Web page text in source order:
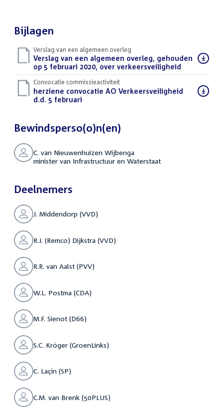
Bijlagen
Verslag van een algemeen overleg
Download
bestand:
Verslag van een algemeen overleg, gehouden
op 5 februari 2020, over verkeersveiligheid
Convocatie commissieactiviteit
Download
bestand:
herziene convocatie AO Verkeersveiligheid
d.d. 5 februari
Bewindsperso(o)n(en)
C. van Nieuwenhuizen Wijbenga
minister van Infrastructuur en Waterstaat
Deelnemers
J. Middendorp (VVD)
R.J. (Remco) Dijkstra (VVD)
R.R. van Aalst (PVV)
W.L. Postma (CDA)
M.F. Sienot (D66)
S.C. Kröger (GroenLinks)
C. Laçin (SP)
C.M. van Brenk (50PLUS)